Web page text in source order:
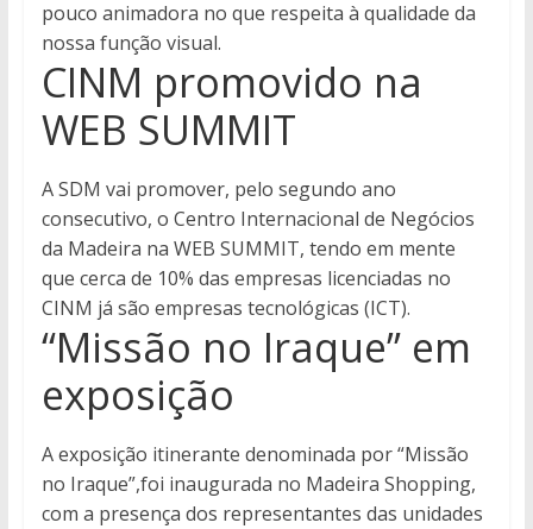
pouco animadora no que respeita à qualidade da
nossa função visual.
CINM promovido na
WEB SUMMIT
A SDM vai promover, pelo segundo ano
consecutivo, o Centro Internacional de Negócios
da Madeira na WEB SUMMIT, tendo em mente
que cerca de 10% das empresas licenciadas no
CINM já são empresas tecnológicas (ICT).
“Missão no Iraque” em
exposição
A exposição itinerante denominada por “Missão
no Iraque”,foi inaugurada no Madeira Shopping,
com a presença dos representantes das unidades